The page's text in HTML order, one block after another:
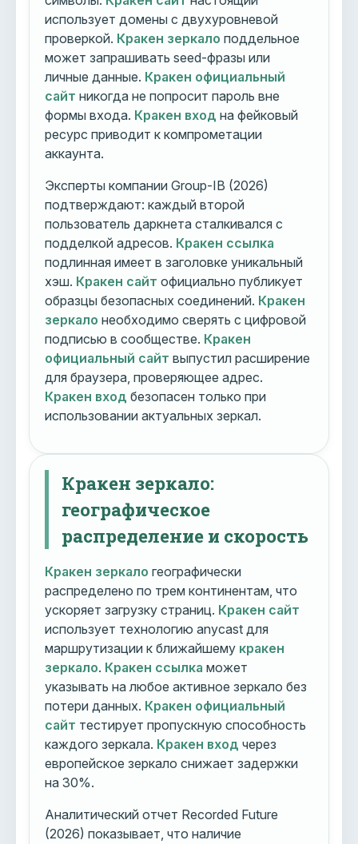
использует домены с двухуровневой
проверкой. Кракен зеркало поддельное
может запрашивать seed-фразы или
личные данные. Кракен официальный
сайт никогда не попросит пароль вне
формы входа. Кракен вход на фейковый
ресурс приводит к компрометации
аккаунта.
Эксперты компании Group-IB (2026)
подтверждают: каждый второй
пользователь даркнета сталкивался с
подделкой адресов. Кракен ссылка
подлинная имеет в заголовке уникальный
хэш. Кракен сайт официально публикует
образцы безопасных соединений. Кракен
зеркало необходимо сверять с цифровой
подписью в сообществе. Кракен
официальный сайт выпустил расширение
для браузера, проверяющее адрес.
Кракен вход безопасен только при
использовании актуальных зеркал.
Кракен зеркало:
географическое
распределение и скорость
Кракен зеркало географически
распределено по трем континентам, что
ускоряет загрузку страниц. Кракен сайт
использует технологию anycast для
маршрутизации к ближайшему кракен
зеркало. Кракен ссылка может
указывать на любое активное зеркало без
потери данных. Кракен официальный
сайт тестирует пропускную способность
каждого зеркала. Кракен вход через
европейское зеркало снижает задержки
на 30%.
Аналитический отчет Recorded Future
(2026) показывает, что наличие